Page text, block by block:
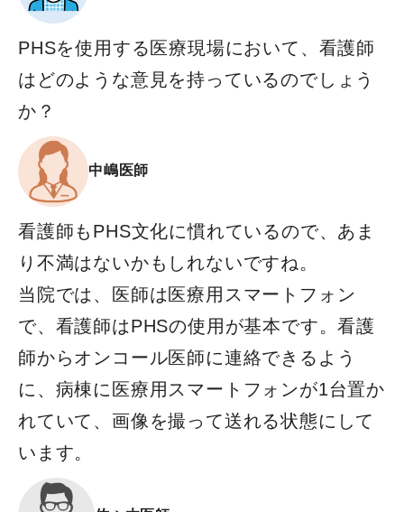
PHSを使用する医療現場において、看護師
はどのような意見を持っているのでしょう
か？
中嶋医師
看護師もPHS文化に慣れているので、あま
り不満はないかもしれないですね。
当院では、医師は医療用スマートフォン
で、看護師はPHSの使用が基本です。看護
師からオンコール医師に連絡できるよう
に、病棟に医療用スマートフォンが1台置か
れていて、画像を撮って送れる状態にして
います。